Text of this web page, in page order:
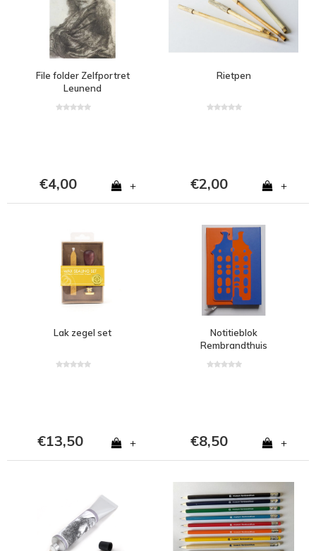
File folder Zelfportret
Leunend
€4,00 +
Rietpen
€2,00 +
Lak zegel set
€13,50 +
Notitieblok
Rembrandthuis
€8,50 +